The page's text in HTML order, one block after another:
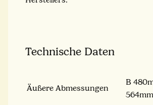
Technische Daten
Äußere Abmessungen
B